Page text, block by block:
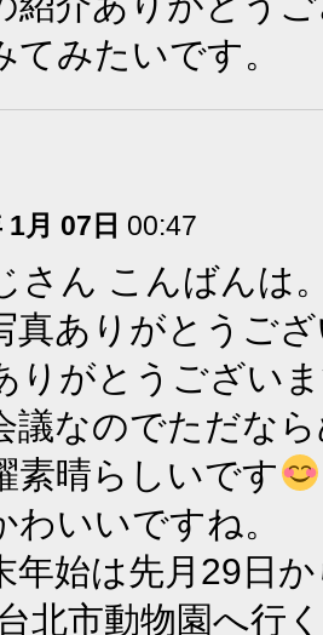
てみたいです。
月 07日 00:47
さん こんばんは
真ありがとうご
りがとうござい
議なのでただな
素晴らしいです
わいいですね。
年始は先月29日
北市動物園へ行